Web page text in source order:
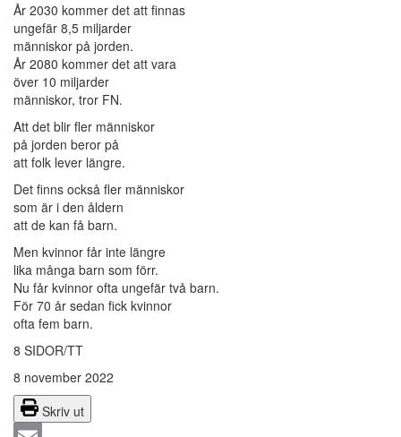
År 2030 kommer det att finnas
ungefär 8,5 miljarder
människor på jorden.
År 2080 kommer det att vara
över 10 miljarder
människor, tror FN.
Att det blir fler människor
på jorden beror på
att folk lever längre.
Det finns också fler människor
som är i den åldern
att de kan få barn.
Men kvinnor får inte längre
lika många barn som förr.
Nu får kvinnor ofta ungefär två barn.
För 70 år sedan fick kvinnor
ofta fem barn.
8 SIDOR/TT
8 november 2022
Skriv ut